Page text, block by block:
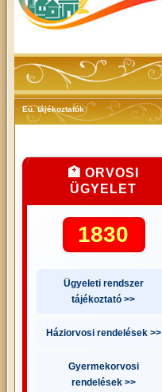
Eü. tájékoztatók
🏥 ORVOSI
ÜGYELET
1830
Ügyeleti rendszer
tájékoztató >>
Háziorvosi rendelések >>
Gyermekorvosi
rendelések >>